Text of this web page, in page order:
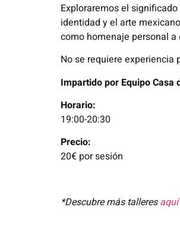
Exploraremos el
identidad y el arte
como homenaje personal
No se requiere experiencia
Impartido por Equipo Casa
Horario:
19:00-20:30
Precio:
20€ por sesión
*Descubre más talleresaquí